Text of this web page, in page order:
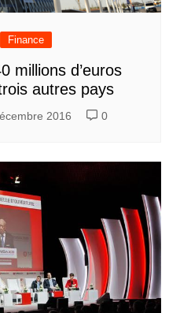
Finance
millions d’euros
autres pays
2016 0